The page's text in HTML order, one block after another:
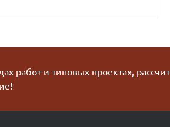
работ и типовых проектах,